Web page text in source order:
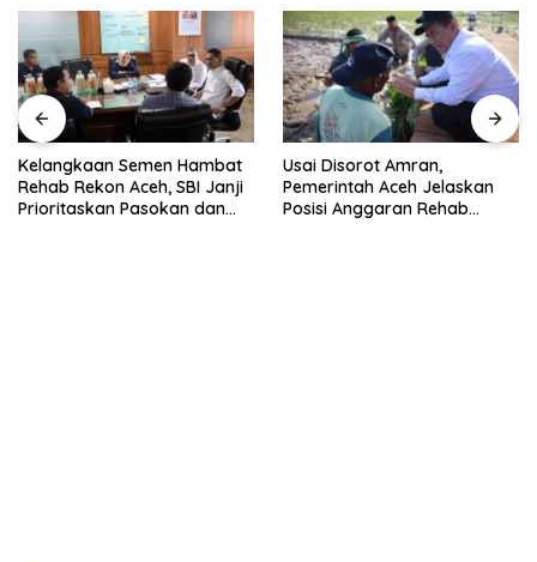
Kelangkaan Semen Hambat
Rehab Rekon Aceh, SBI Janji
Prioritaskan Pasokan dan
Usai Disorot Amran,
Pemerintah Aceh Jelaskan
Posisi Anggaran Rehab